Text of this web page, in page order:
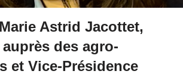
Astrid Jacottet,
des agro-
et Vice-Présidence